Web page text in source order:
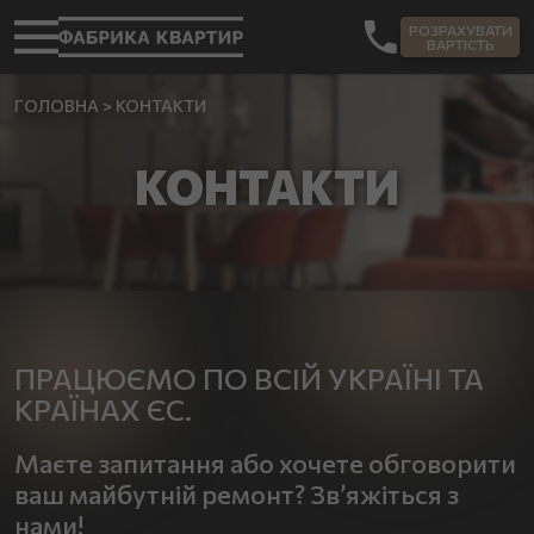
РОЗРАХУВАТИ
ВАРТІСТЬ
ГОЛОВНА > КОНТАКТИ
КОНТАКТИ
ПРАЦЮЄМО ПО ВСІЙ УКРАЇНІ ТА
КРАЇНАХ ЄС.
Маєте запитання або хочете обговорити
ваш майбутній ремонт? Зв’яжіться з
нами!